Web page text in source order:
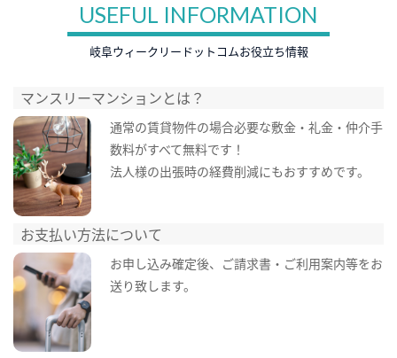
USEFUL INFORMATION
岐阜ウィークリードットコムお役立ち情報
マンスリーマンションとは？
通常の賃貸物件の場合必要な敷金・礼金・仲介手
数料がすべて無料です！
法人様の出張時の経費削減にもおすすめです。
お支払い方法について
お申し込み確定後、ご請求書・ご利用案内等をお
送り致します。